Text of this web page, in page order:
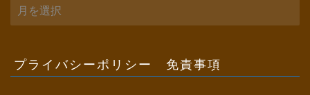
ー
ブ
プライバシーポリシー 免責事項